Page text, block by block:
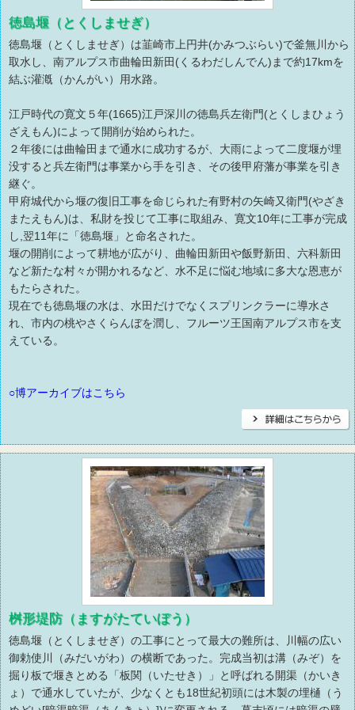
徳島堰（とくしませぎ）
徳島堰（とくしませぎ）は韮崎市上円井(かみつぶらい)で釜無川から
取水し、南アルプス市曲輪田新田(くるわだしんでん)まで約17kmを
結ぶ灌漑（かんがい）用水路。
江戸時代の寛文５年(1665)江戸深川の徳島兵左衛門(とくしまひょう
ざえもん)によって開削が始められた。
２年後には曲輪田まで通水に成功するが、大雨によって二度堰が埋
没すると兵左衛門は事業から手を引き、その後甲府藩が事業を引き
継ぐ。
甲府城代から堰の復旧工事を命じられた有野村の矢崎又衛門(やざき
またえもん)は、私財を投じて工事に取組み、寛文10年に工事が完成
し,翌11年に「徳島堰」と命名された。
堰の開削によって耕地が広がり、曲輪田新田や飯野新田、六科新田
など新たな村々が開かれるなど、水不足に悩む地域に多大な恩恵が
もたらされた。
現在でも徳島堰の水は、水田だけでなくスプリンクラーに導水さ
れ、市内の桃やさくらんぼを潤し、フルーツ王国南アルプス市を支
えている。
○博アーカイブはこちら
桝形堤防（ますがたていぼう）
徳島堰（とくしませぎ）の工事にとって最大の難所は、川幅の広い
御勅使川（みだいがわ）の横断であった。完成当初は溝（みぞ）を
掘り板で堰きとめる「板関（いたせき）」と呼ばれる開渠（かいき
ょ）で通水していたが、少なくとも18世紀初頭には木製の埋樋（う